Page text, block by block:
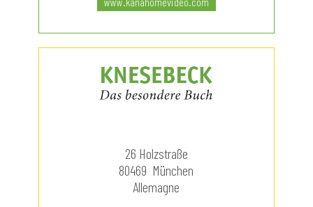
26 Holzstraße
80469 München
Allemagne